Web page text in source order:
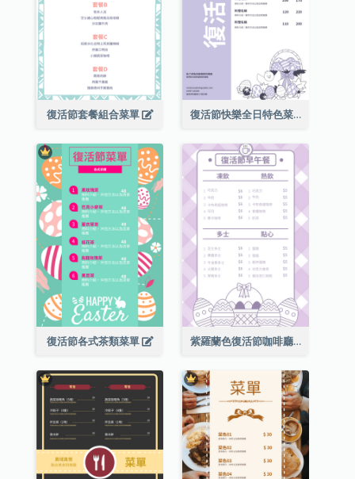
復活節套餐組合菜單 復活節快樂全日特色菜單
復活節各式茶類菜單 紫羅蘭色復活節咖啡廳菜單